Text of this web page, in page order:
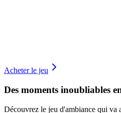
Acheter le jeu
Des moments inoubliables
Découvrez le jeu d'ambiance qui va